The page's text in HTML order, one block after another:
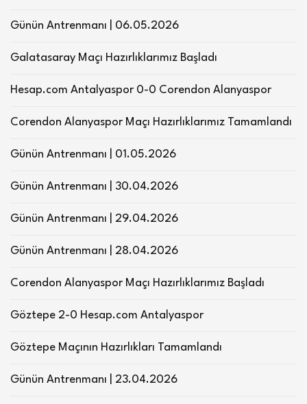
Günün Antrenmanı | 06.05.2026
Galatasaray Maçı Hazırlıklarımız Başladı
Hesap.com Antalyaspor 0-0 Corendon Alanyaspor
Corendon Alanyaspor Maçı Hazırlıklarımız Tamamlandı
Günün Antrenmanı | 01.05.2026
Günün Antrenmanı | 30.04.2026
Günün Antrenmanı | 29.04.2026
Günün Antrenmanı | 28.04.2026
Corendon Alanyaspor Maçı Hazırlıklarımız Başladı
Göztepe 2-0 Hesap.com Antalyaspor
Göztepe Maçının Hazırlıkları Tamamlandı
Günün Antrenmanı | 23.04.2026